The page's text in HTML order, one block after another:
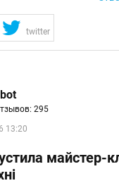
twitter
295
13:20
майстер-